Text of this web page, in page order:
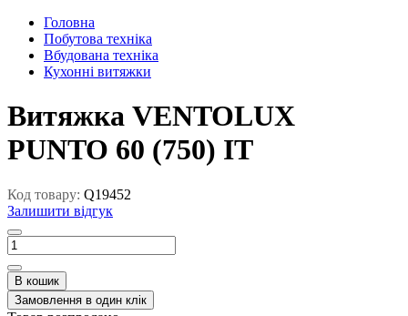
Головна
Побутова техніка
Вбудована техніка
Кухонні витяжки
Витяжка VENTOLUX
PUNTO 60 (750) IT
Код товару: Q19452
Залишити відгук
В кошик
Замовлення в один клік